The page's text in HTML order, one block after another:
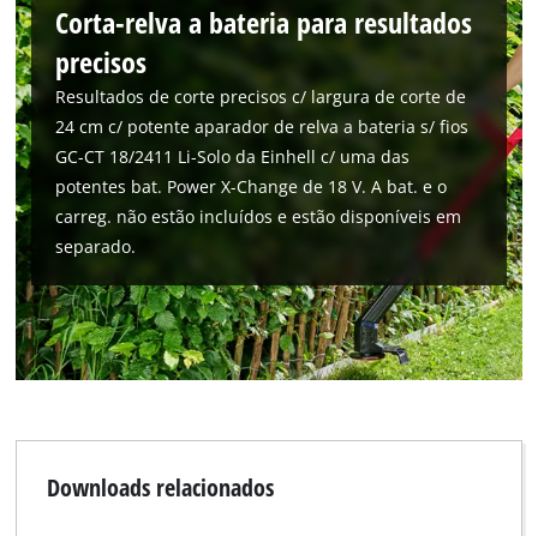
Corta-relva a bateria para resultados
precisos
Resultados de corte precisos c/ largura de corte de
24 cm c/ potente aparador de relva a bateria s/ fios
GC-CT 18/2411 Li-Solo da Einhell c/ uma das
potentes bat. Power X-Change de 18 V. A bat. e o
carreg. não estão incluídos e estão disponíveis em
separado.
Downloads relacionados